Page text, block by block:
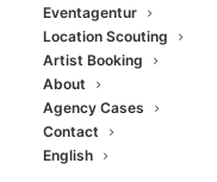
Eventagentur
Location Scouting
Artist Booking
About
Agency Cases
Contact
English